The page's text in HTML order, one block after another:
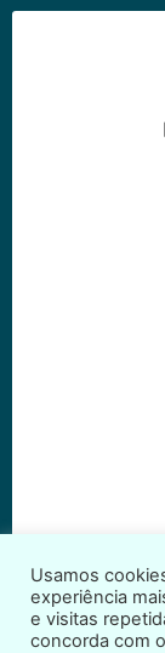
Usamos
experiência
e visitas
concorda com